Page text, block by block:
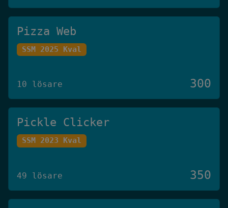
Pizza Web
SSM 2025 Kval
10 lösare 300
Pickle Clicker
SSM 2023 Kval
49 lösare 350